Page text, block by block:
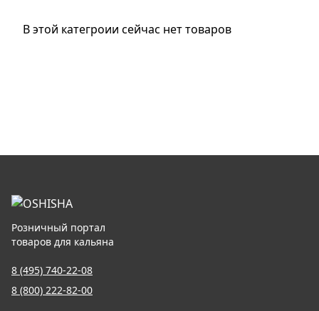
В этой категроии сейчас нет товаров
Розничный портал
товаров для кальяна
8 (495) 740-22-08
8 (800) 222-82-00